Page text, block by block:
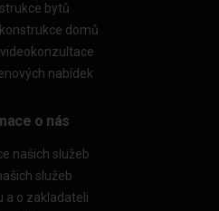
bytů
domů
nabídek
o nás
našich služeb
služeb
a o zakladateli